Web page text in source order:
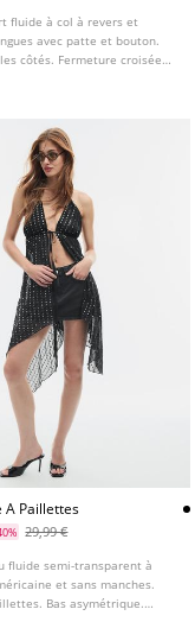
fluide à col à revers et
avec patte et bouton.
côtés. Fermeture croisée
A Paillettes
29,99 €
fluide semi-transparent à
et sans manches.
Bas asymétrique.